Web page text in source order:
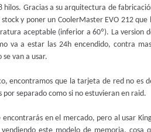
hilos. Gracias a su arquitectura de
y poner un CoolerMaster EVO 212 que
aceptable (inferior a 60º). La version
va a estar las 24h encendido, contra
van a usar.
encontramos que la tarjeta de red no es
separado como si no estuvieran en raid.
encontrarás en el mercado, pero al usar